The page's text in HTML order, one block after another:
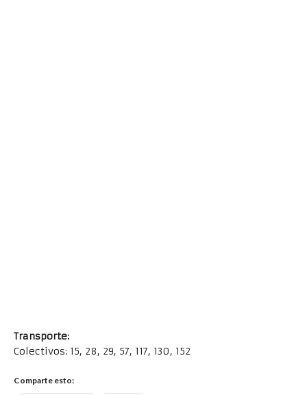
Transporte:
Colectivos: 15, 28, 29, 57, 117, 130, 152
Comparte esto: